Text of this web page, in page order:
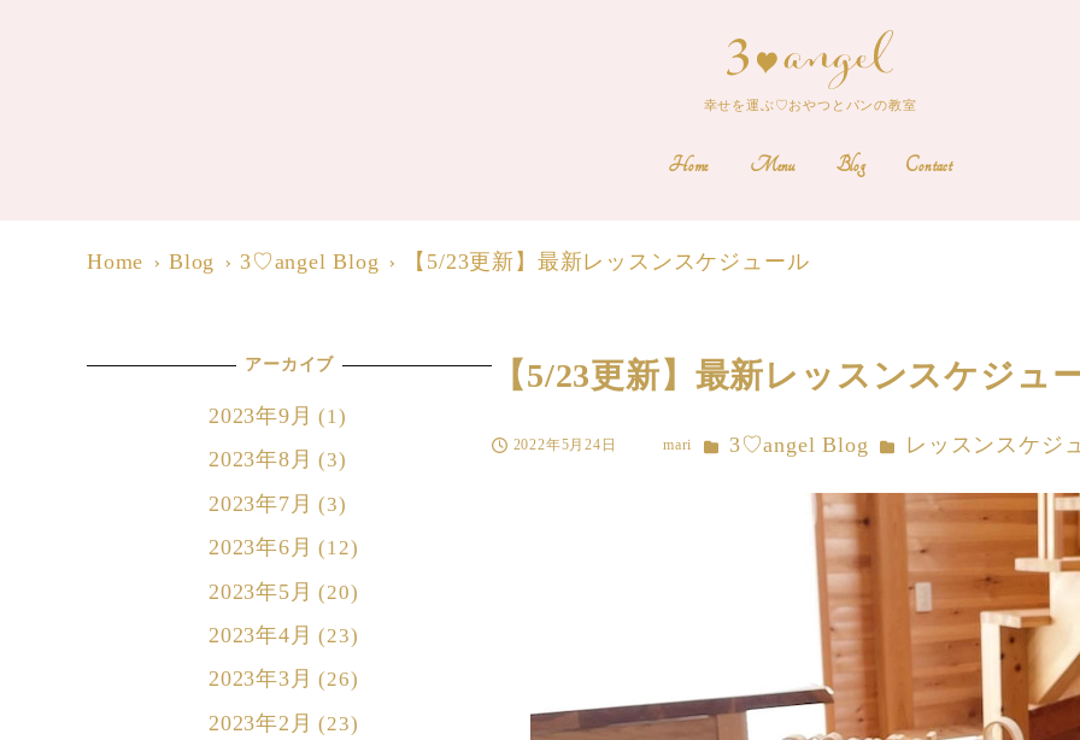
幸せを運ぶ♡おやつとパンの教室
Home Menu Blog Contact
Home Blog 3♡angel Blog 【5/23更新】最新レッスンスケジュール
【5/23更新】最新レッスンスケジュ
投稿日
2022年5月24日 mari カテゴリー
3♡angel Blog カテゴリー
レッスンスケジ
アーカイブ
2023年9月 (1)
2023年8月 (3)
2023年7月 (3)
2023年6月 (12)
2023年5月 (20)
2023年4月 (23)
2023年3月 (26)
2023年2月 (23)